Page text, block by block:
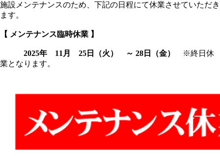
施設メンテナンスのため、下記の日程にて休業させていただき
ます。
【 メンテナンス臨時休業 】
2025年 11月 25日（火） ～ 28日（金）
※終日休
業となります。